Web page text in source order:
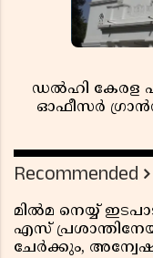
ഡൽഹി കേരള
ഓഫീസർ
Recommended
മിൽമ നെയ്യ്
എസ്
ചേർക്കും,